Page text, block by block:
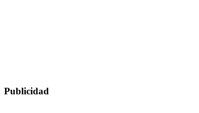
Publicidad